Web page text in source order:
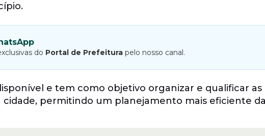
do Portal de Prefeitura pelo nosso canal.
e tem como objetivo organizar e qualificar
permitindo um planejamento mais eficiente